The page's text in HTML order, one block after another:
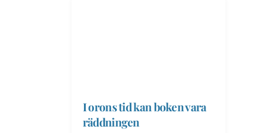
I orons tid kan boken vara
räddningen